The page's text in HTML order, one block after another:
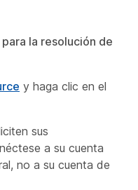
la resolución de
y haga clic en el
sus
a su cuenta
no a su cuenta de